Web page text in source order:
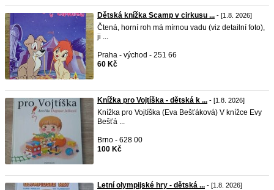
Dětská knížka Scamp v cirkusu ... - [1.8. 2026]
Čtená, horní roh má mírnou vadu (viz detailní foto),
ji ...
Praha - východ - 251 66
60 Kč
Knížka pro Vojtíška - dětská k ... - [1.8. 2026]
Knížka pro Vojtíška (Eva Bešťáková) V knížce Evy
Bešťá ...
Brno - 628 00
100 Kč
Letní olympijské hry - dětská ... - [1.8. 2026]